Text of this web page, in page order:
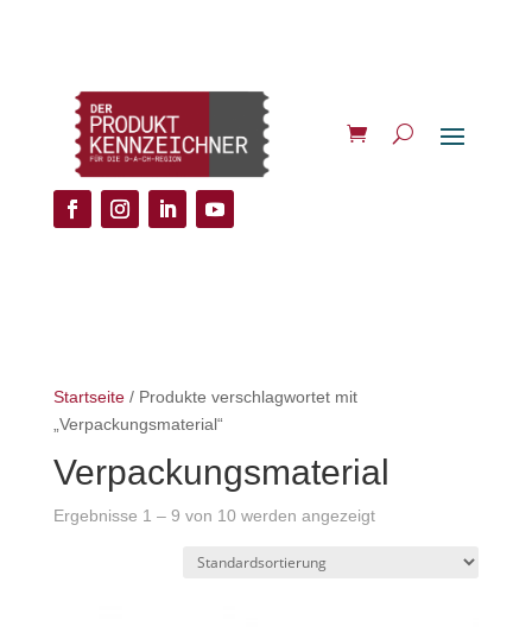
Startseite/ Produkte verschlagwortet mit
„Verpackungsmaterial“
Verpackungsmaterial
Ergebnisse 1 – 9 von 10 werden angezeigt